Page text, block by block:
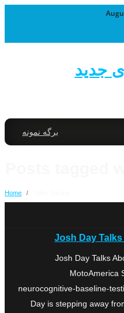
جدید
برگه نمونه
Home /
Josh Day
Josh Day Talks
MotoAmerica
neurocognitive-baseline-
Day is stepping away